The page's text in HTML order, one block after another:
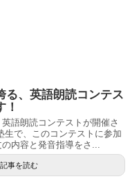
る、英語朗読コンテス
！
語朗読コンテストが開催さ
生で、このコンテストに参加
内容と発音指導をさ...
記事を読む